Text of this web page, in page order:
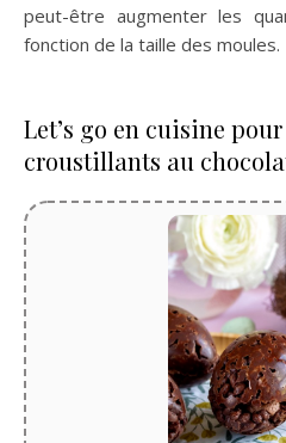
peut-être augmenter les
fonction de la taille des moules.
Let’s go en cuisine
croustillants au